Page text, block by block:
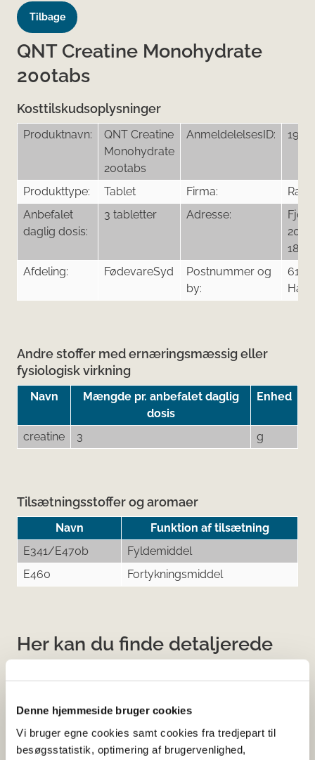
Denne hjemmeside bruger cookies
Vi bruger egne cookies samt cookies fra tredjepart til
besøgsstatistik, optimering af brugervenlighed,
Tilbage
QNT Creatine Monohydrate
200tabs
Kosttilskudsoplysninger
Produktnavn:
QNT Creatine
Monohydrate
200tabs
AnmeldelelsesID:
Produkttype: Tablet Firma:
Anbefalet
daglig dosis:
3 tabletter Adresse:
20A
18N
Afdeling:
FødevareSyd
Postnummer og
by:
6100
Andre stoffer med ernæringsmæssig eller
fysiologisk virkning
Navn
Mængde pr. anbefalet daglig
dosis
Enhed
creatine 3 g
Tilsætningsstoffer og aromaer
Navn
Funktion af tilsætning
E341/E470b
Fyldemiddel
E460
Fortykningsmiddel
Her kan du finde detaljerede
Informationerne er angivet af den virksomhed, der har
anmeldt produktet.